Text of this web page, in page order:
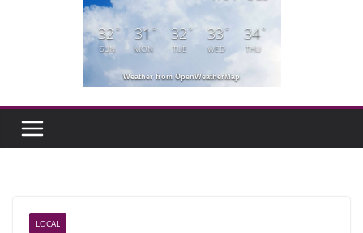
32°
SUN
31°
MON
32°
TUE
33°
WED
34°
THU
Weather from OpenWeatherMap
LOCAL